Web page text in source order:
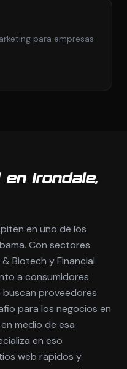
para empresas
Irondale,
en uno de los
Con sectores
Biotech y Financial
a consumidores
buscan proveedores
para los negocios en
medio de esa
en eso
web rapidos y